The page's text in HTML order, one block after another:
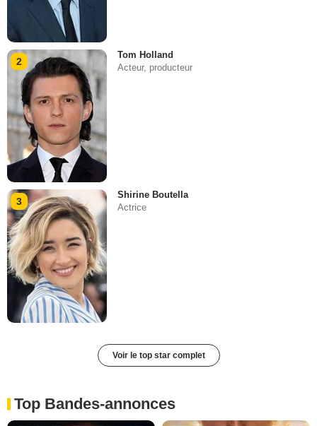
2
Tom Holland
Acteur, producteur
3
Shirine Boutella
Actrice
Voir le top star complet
Top Bandes-annonces